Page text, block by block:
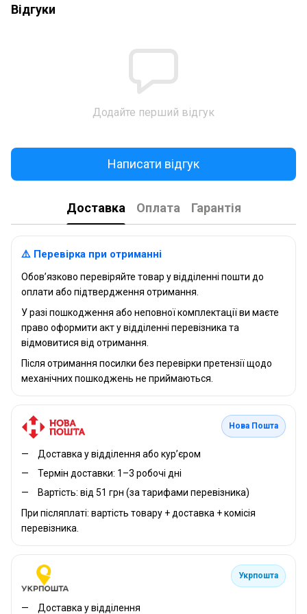
Відгуки
Додайте перший відгук
Написати відгук
Доставка Оплата Гарантія
⚠️ Перевірка при отриманні
Обов’язково перевіряйте товар у відділенні пошти до
оплати або підтвердження отримання.
У разі пошкодження або неповної комплектації ви маєте
право оформити акт у відділенні перевізника та
відмовитися від отримання.
Після отримання посилки без перевірки претензії щодо
механічних пошкоджень не приймаються.
Нова Пошта
Доставка у відділення або кур’єром
Термін доставки: 1–3 робочі дні
Вартість: від 51 грн (за тарифами перевізника)
При післяплаті: вартість товару + доставка + комісія
перевізника.
Укрпошта
Доставка у відділення